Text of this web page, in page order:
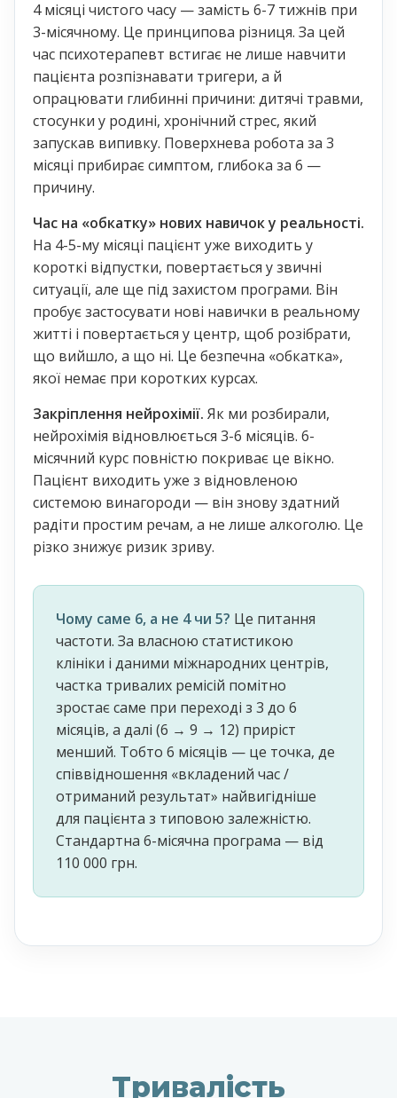
4 місяці чистого часу — замість 6-7 тижнів при
3-місячному. Це принципова різниця. За цей
час психотерапевт встигає не лише навчити
пацієнта розпізнавати тригери, а й
опрацювати глибинні причини: дитячі травми,
стосунки у родині, хронічний стрес, який
запускав випивку. Поверхнева робота за 3
місяці прибирає симптом, глибока за 6 —
причину.
Час на «обкатку» нових навичок у реальності.
На 4-5-му місяці пацієнт уже виходить у
короткі відпустки, повертається у звичні
ситуації, але ще під захистом програми. Він
пробує застосувати нові навички в реальному
житті і повертається у центр, щоб розібрати,
що вийшло, а що ні. Це безпечна «обкатка»,
якої немає при коротких курсах.
Закріплення нейрохімії. Як ми розбирали,
нейрохімія відновлюється 3-6 місяців. 6-
місячний курс повністю покриває це вікно.
Пацієнт виходить уже з відновленою
системою винагороди — він знову здатний
радіти простим речам, а не лише алкоголю. Це
різко знижує ризик зриву.
Чому саме 6, а не 4 чи 5? Це питання
частоти. За власною статистикою
клініки і даними міжнародних центрів,
частка тривалих ремісій помітно
зростає саме при переході з 3 до 6
місяців, а далі (6 → 9 → 12) приріст
менший. Тобто 6 місяців — це точка, де
співвідношення «вкладений час /
отриманий результат» найвигідніше
для пацієнта з типовою залежністю.
Стандартна 6-місячна програма — від
110 000 грн.
Тривалість